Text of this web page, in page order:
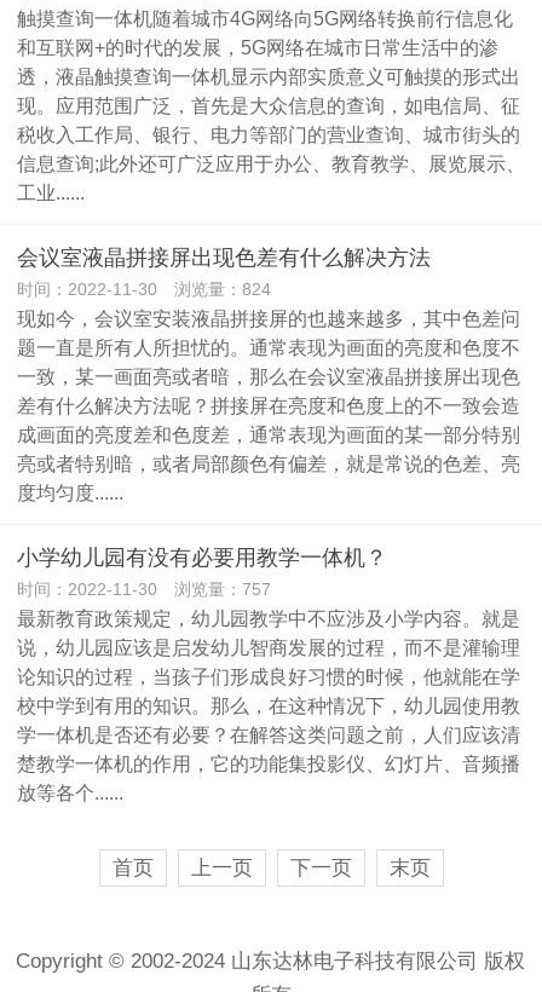
触摸查询一体机随着城市4G网络向5G网络转换前行信息化
和互联网+的时代的发展，5G网络在城市日常生活中的渗
透，液晶触摸查询一体机显示内部实质意义可触摸的形式出
现。应用范围广泛，首先是大众信息的查询，如电信局、征
税收入工作局、银行、电力等部门的营业查询、城市街头的
信息查询;此外还可广泛应用于办公、教育教学、展览展示、
工业......
会议室液晶拼接屏出现色差有什么解决方法
时间：2022-11-30 浏览量：824
现如今，会议室安装液晶拼接屏的也越来越多，其中色差问
题一直是所有人所担忧的。通常表现为画面的亮度和色度不
一致，某一画面亮或者暗，那么在会议室液晶拼接屏出现色
差有什么解决方法呢？拼接屏在亮度和色度上的不一致会造
成画面的亮度差和色度差，通常表现为画面的某一部分特别
亮或者特别暗，或者局部颜色有偏差，就是常说的色差、亮
度均匀度......
小学幼儿园有没有必要用教学一体机？
时间：2022-11-30 浏览量：757
最新教育政策规定，幼儿园教学中不应涉及小学内容。就是
说，幼儿园应该是启发幼儿智商发展的过程，而不是灌输理
论知识的过程，当孩子们形成良好习惯的时候，他就能在学
校中学到有用的知识。那么，在这种情况下，幼儿园使用教
学一体机是否还有必要？在解答这类问题之前，人们应该清
楚教学一体机的作用，它的功能集投影仪、幻灯片、音频播
放等各个......
首页 上一页 下一页 末页
Copyright © 2002-2024 山东达林电子科技有限公司 版权